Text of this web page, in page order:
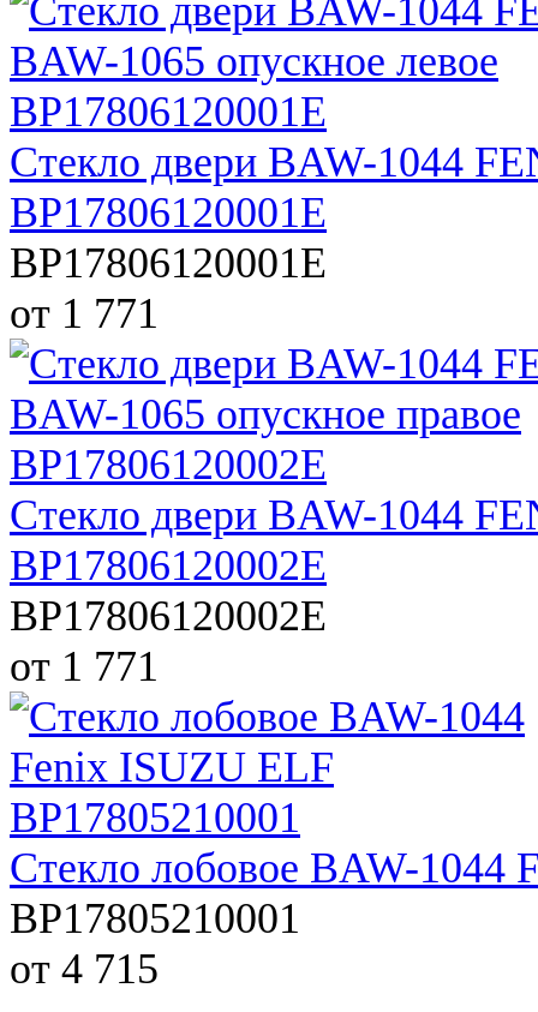
Стекло двери BAW-1044
BP17806120001E
BP17806120001E
от 1 771
Стекло двери BAW-1044
BP17806120002E
BP17806120002E
от 1 771
Стекло лобовое BAW-1044
BP17805210001
от 4 715